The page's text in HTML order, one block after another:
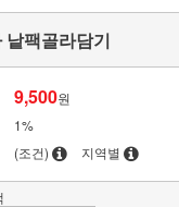
팩골라담기
9,500원
1%
(조건) 지역별